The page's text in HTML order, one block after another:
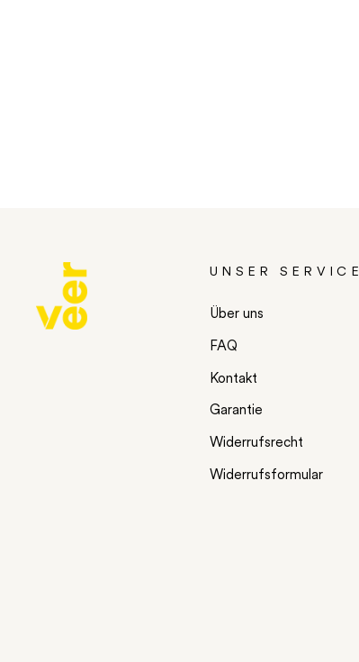
UNSER SERVICE
Über uns
FAQ
Kontakt
Garantie
Widerrufsrecht
Widerrufsformular